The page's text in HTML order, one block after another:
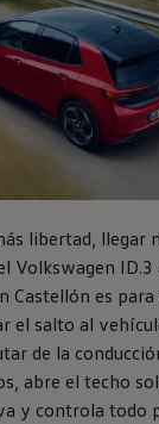
libertad, llegar
Volkswagen ID.3
Castellón es para
el salto al
de la
abre el techo
y controla todo